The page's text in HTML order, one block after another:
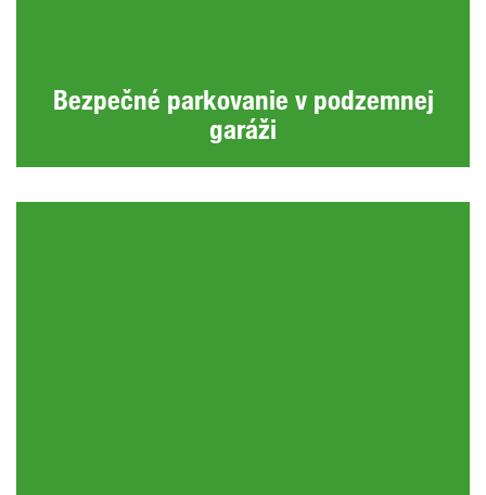
Bezpečné parkovanie v podzemnej
garáži